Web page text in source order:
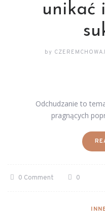
unikać
by
Odchudzanie to
pragnących
0 Comment 0